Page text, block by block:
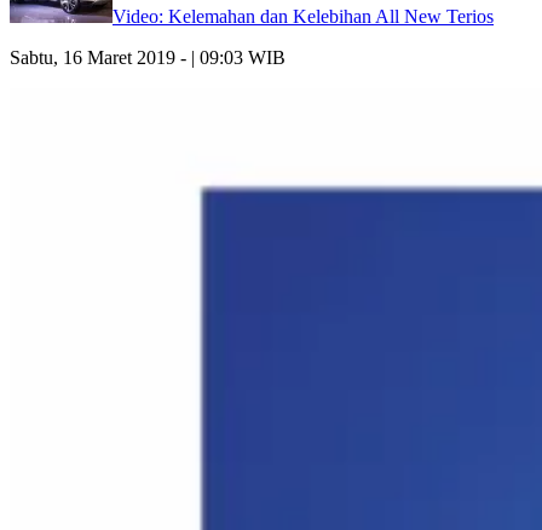
Video: Kelemahan dan Kelebihan All New Terios
Sabtu, 16 Maret 2019 - | 09:03 WIB